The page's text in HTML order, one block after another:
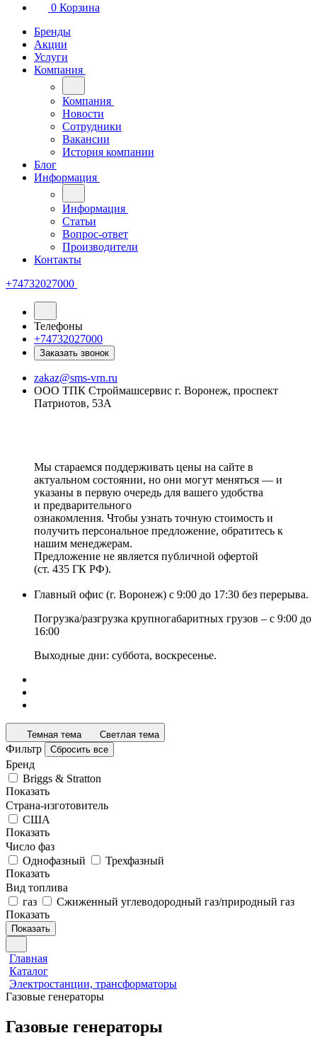
0 Корзина
Бренды
Акции
Услуги
Компания
Компания
Новости
Сотрудники
Вакансии
История компании
Блог
Информация
Информация
Статьи
Вопрос-ответ
Производители
Контакты
+74732027000
Телефоны
+74732027000
Заказать звонок
zakaz@sms-vrn.ru
ООО ТПК Строймашсервис г. Воронеж, проспект
Патриотов, 53А
Мы стараемся поддерживать цены на сайте в
актуальном состоянии, но они могут меняться — и
указаны в первую очередь для вашего удобства
и предварительного
ознакомления. Чтобы узнать точную стоимость и
получить персональное предложение, обратитесь к
нашим менеджерам.
Предложение не является публичной офертой
(ст. 435 ГК РФ).
Главный офис (г. Воронеж) с 9:00 до 17:30 без перерыва.
Погрузка/разгрузка крупногабаритных грузов – с 9:00 до
16:00
Выходные дни: суббота, воскресенье.
Темная тема Светлая тема
Фильтр Сбросить все
Бренд
Briggs & Stratton
Показать
Страна-изготовитель
США
Показать
Число фаз
Однофазный
Трехфазный
Показать
Вид топлива
газ
Сжиженный углеводородный газ/природный газ
Показать
Показать
Главная
Каталог
Электростанции, трансформаторы
Газовые генераторы
Газовые генераторы